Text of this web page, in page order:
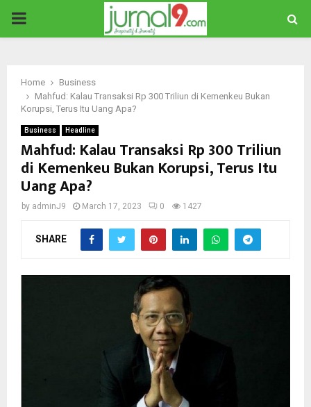
PRIMARY
Home
Business
Mahfud: Kalau Transaksi Rp 300 Triliun di Kemenkeu Bukan
Korupsi, Terus Itu Uang Apa?
Business Headline
Mahfud: Kalau Transaksi Rp 300 Triliun
di Kemenkeu Bukan Korupsi, Terus Itu
Uang Apa?
by adminJ9 March 17, 2023 0 1427
SHARE